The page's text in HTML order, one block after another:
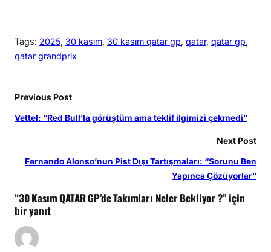
Tags: 2025, 30 kasım, 30 kasım qatar gp, qatar, qatar gp
qatar grandprix
Previous Post
Vettel: “Red Bull’la görüştüm ama teklif ilgimizi çekmedi”
Next Post
Fernando Alonso’nun Pist Dışı Tartışmaları: “Sorunu Ben
Yapınca Çözüyorlar”
“30 Kasım QATAR GP’de Takımları Neler Bekliyor ?” için
bir yanıt